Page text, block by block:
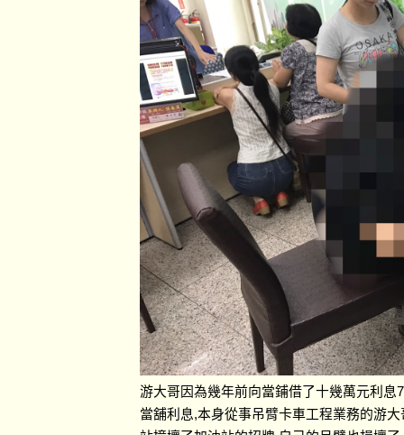
游大哥因為幾年前向當鋪借了十幾萬元利
當舖利息,本身從事吊臂卡車工程業務的游